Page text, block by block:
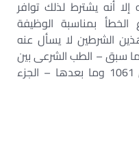
إلا أنه يشترط لذلك توافر
بمناسبة الوظيفة
الشرطين لا يسأل عنه
سبق – الطب الشرعى بين
الإدعاء والدفاع – المرجع السابق 1061 وما بعدها – الجزء